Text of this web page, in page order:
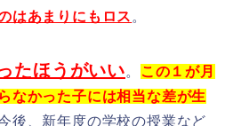
はあまりにもロス 。
たほうがいい。 この１が月
なかった子には相当な差が生
後、新年度の学校の授業など